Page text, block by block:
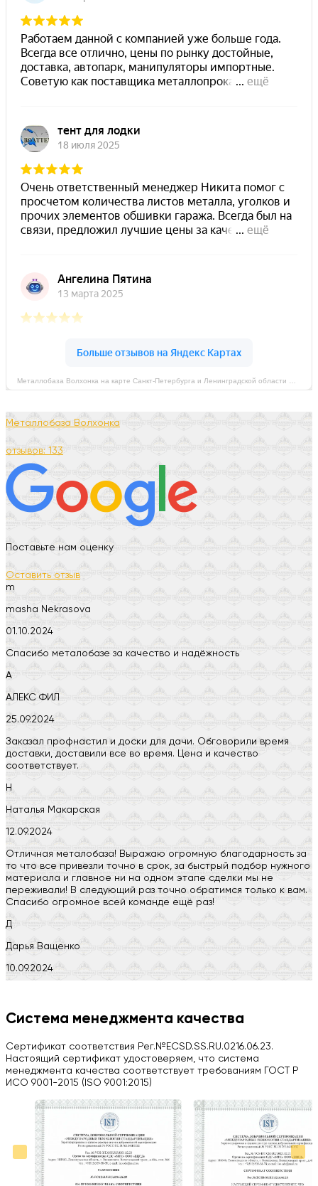
Металлобаза Волхонка
отзывов: 133
Поставьте нам оценку
Оставить отзыв
m
masha Nekrasova
01.10.2024
Спасибо металобазе за качество и надёжность
А
АЛЕКС ФИЛ
25.09.2024
Заказал профнастил и доски для дачи. Обговорили время
доставки, доставили все во время. Цена и качество
соответствует.
Н
Наталья Макарская
12.09.2024
Отличная металобаза! Выражаю огромную благодарность за
то что все привезли точно в срок, за быстрый подбор нужного
материала и главное ни на одном этапе сделки мы не
переживали! В следующий раз точно обратимся только к вам.
Спасибо огромное всей команде ещё раз!
Д
Дарья Ващенко
10.09.2024
H
03.09.2024
Вся работа выполнена в срок. Всем рекомендую
Больше отзывов на Google Maps
Система менеджмента качества
Сертификат соответствия Рег.№ECSD.SS.RU.0216.06.23.
Настоящий сертификат удостоверяем, что система
менеджмента качества соответствует требованиям ГОСТ Р
ИСО 9001-2015 (ISO 9001:2015)